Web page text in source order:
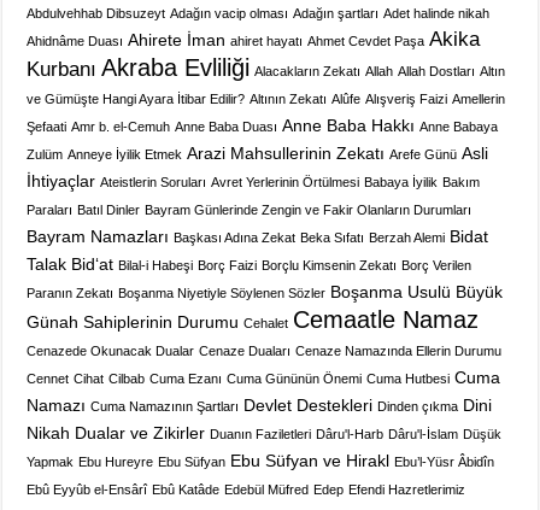
Abdulvehhab Dibsuzeyt Adağın vacip olması Adağın şartları Adet halinde nikah
Ahidnâme Duası Ahirete İman ahiret hayatı Ahmet Cevdet Paşa Akika
Kurbanı Akraba Evliliği Alacakların Zekatı Allah Allah Dostları Altın
ve Gümüşte Hangi Ayara İtibar Edilir? Altının Zekatı Alûfe Alışveriş Faizi Amellerin
Şefaati Amr b. el-Cemuh Anne Baba Duası Anne Baba Hakkı Anne Babaya
Zulüm Anneye İyilik Etmek Arazi Mahsullerinin Zekatı Arefe Günü Asli
İhtiyaçlar Ateistlerin Soruları Avret Yerlerinin Örtülmesi Babaya İyilik Bakım
Paraları Batıl Dinler Bayram Günlerinde Zengin ve Fakir Olanların Durumları
Bayram Namazları Başkası Adına Zekat Beka Sıfatı Berzah Alemi Bidat
Talak Bid‘at Bilal-i Habeşi Borç Faizi Borçlu Kimsenin Zekatı Borç Verilen
Paranın Zekatı Boşanma Niyetiyle Söylenen Sözler Boşanma Usulü Büyük
Günah Sahiplerinin Durumu Cehalet Cemaatle Namaz
Cenazede Okunacak Dualar Cenaze Duaları Cenaze Namazında Ellerin Durumu
Cennet Cihat Cilbab Cuma Ezanı Cuma Gününün Önemi Cuma Hutbesi Cuma
Namazı Cuma Namazının Şartları Devlet Destekleri Dinden çıkma Dini
Nikah Dualar ve Zikirler Duanın Faziletleri Dâru'l-Harb Dâru'l-İslam Düşük
Yapmak Ebu Hureyre Ebu Süfyan Ebu Süfyan ve Hirakl Ebu’l-Yüsr Âbidîn
Ebû Eyyûb el-Ensârî Ebû Katâde Edebül Müfred Edep Efendi Hazretlerimiz